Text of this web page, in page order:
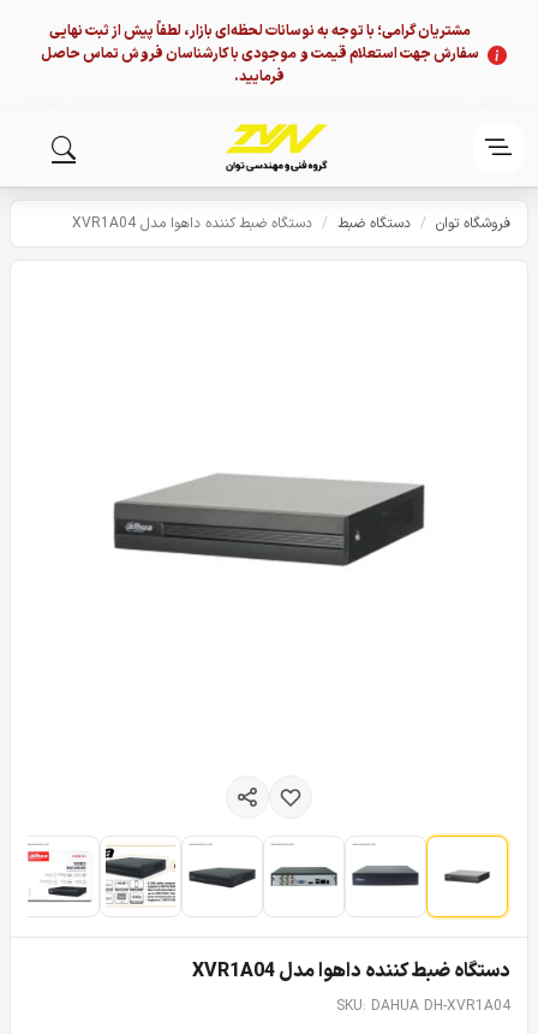
مشتریان گرامی؛ با توجه به نوسانات لحظه‌ای بازار، لطفاً پیش از ثبت نهایی
سفارش جهت استعلام قیمت و موجودی با کارشناسان فروش تماس حاصل
فرمایید.
فروشگاه توان / دستگاه ضبط / دستگاه ضبط کننده داهوا مدل XVR1A04
دستگاه ضبط کننده داهوا مدل XVR1A04
SKU: DAHUA DH-XVR1A04